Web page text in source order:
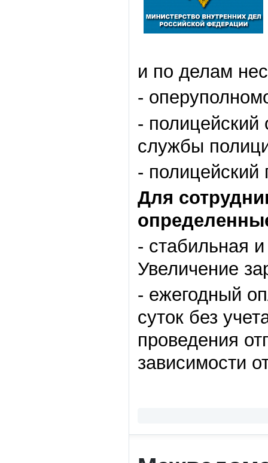
и по делам
-
- полицейский
службы
- полицейский
Для
- стабильная
Увеличение
- ежегодный
суток без
проведения
зависимости